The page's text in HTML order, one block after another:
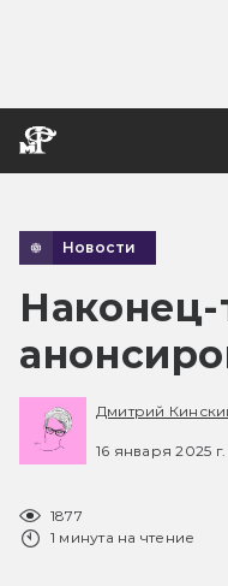
Новости
Дмитрий
16 января 2025 г.
1877
1 минута на чтение